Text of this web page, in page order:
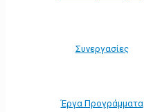
Συνεργασίες
Έργα Προγράμματα